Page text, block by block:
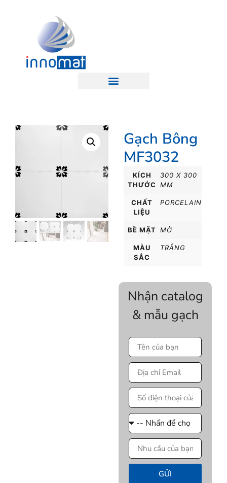
Gạch Bông
MF3032
KÍCH
THƯỚC
300 X 300
MM
CHẤT
LIỆU
PORCELAIN
BỀ MẶT MỜ
MÀU
SẮC
TRẮNG
Nhận catalog
& mẫu gạch
GỬI